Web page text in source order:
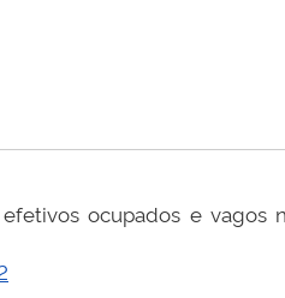
ocupados e vagos